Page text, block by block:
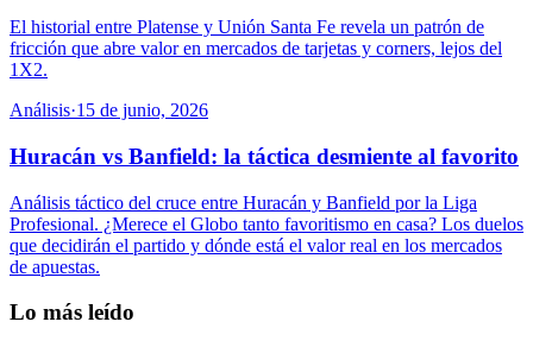
El historial entre Platense y Unión Santa Fe revela un patrón de
fricción que abre valor en mercados de tarjetas y corners, lejos del
1X2.
Análisis·15 de junio, 2026
Huracán vs Banfield: la táctica desmiente al favorito
Análisis táctico del cruce entre Huracán y Banfield por la Liga
Profesional. ¿Merece el Globo tanto favoritismo en casa? Los duelos
que decidirán el partido y dónde está el valor real en los mercados
de apuestas.
Lo más leído